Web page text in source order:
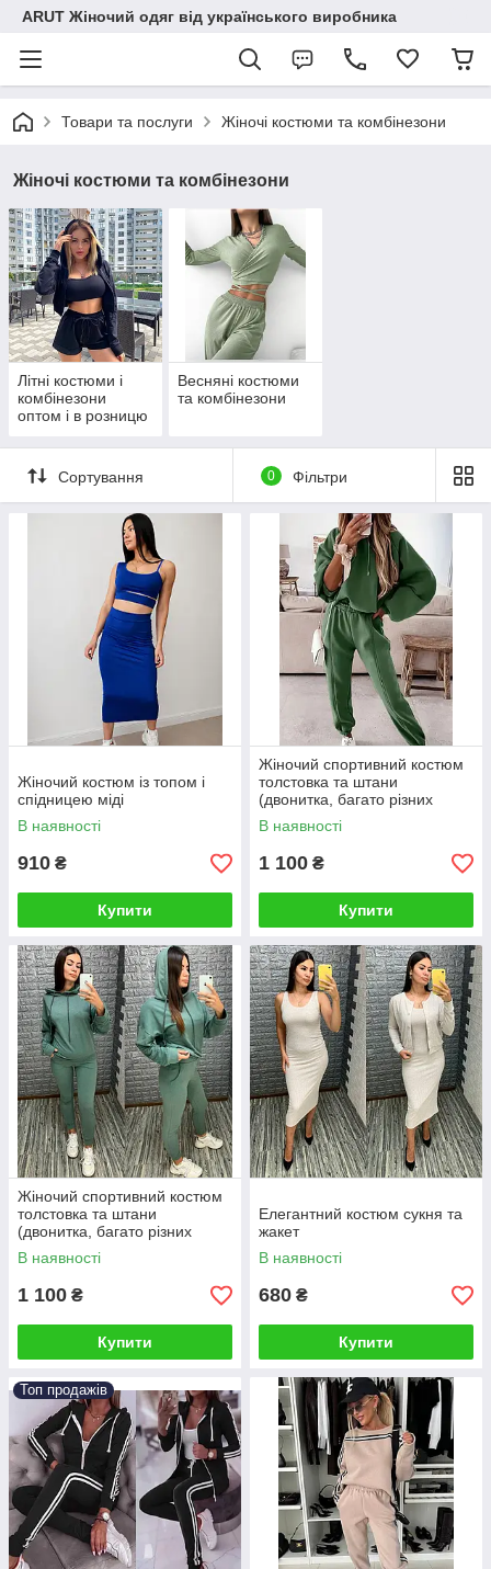
ARUT Жіночий одяг від українського виробника
Товари та послуги Жіночі костюми та комбінезони
Жіночі костюми та комбінезони
Літні костюми і
комбінезони
оптом і в розницю
Весняні костюми
та комбінезони
Сортування 0 Фільтри
Жіночий костюм із топом і
спідницею міді
В наявності
910 ₴
Купити
Жіночий спортивний костюм
толстовка та штани
(двонитка, багато різних
кольорів)
В наявності
1 100 ₴
Купити
Жіночий спортивний костюм
толстовка та штани
(двонитка, багато різних
кольорів)
В наявності
1 100 ₴
Купити
Елегантний костюм сукня та
жакет
В наявності
680 ₴
Купити
Топ продажів